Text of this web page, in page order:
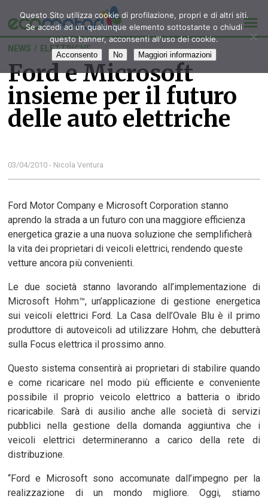
NEWS / ELETTRICHE
Ford e Microsoft
insieme per il futuro
delle auto elettriche
03/04/2010 - Nicola Ventura
Ford Motor Company e Microsoft Corporation stanno
aprendo la strada a un futuro con una maggiore efficienza
energetica grazie a una nuova soluzione che semplificherà
la vita dei proprietari di veicoli elettrici, rendendo queste
vetture ancora più convenienti.
Le due società stanno lavorando all’implementazione di
Microsoft Hohm™, un’applicazione di gestione energetica
sui veicoli elettrici Ford. La Casa dell’Ovale Blu è il primo
produttore di autoveicoli ad utilizzare Hohm, che debutterà
sulla Focus elettrica il prossimo anno.
Questo sistema consentirà ai proprietari di stabilire quando
e come ricaricare nel modo più efficiente e conveniente
possibile il proprio veicolo elettrico a batteria o ibrido
ricaricabile. Sarà di ausilio anche alle società di servizi
pubblici nella gestione della domanda aggiuntiva che i
veicoli elettrici determineranno a carico della rete di
distribuzione.
“Ford e Microsoft sono accomunate dall’impegno per la
realizzazione di un mondo migliore. Oggi, stiamo
Questo Sito utilizza cookie di profilazione, propri e di altri siti.
Se accedi ad un qualunque elemento sottostante o chiudi
questo banner, acconsenti all'uso dei cookie.
Acconsento No Maggiori informazioni